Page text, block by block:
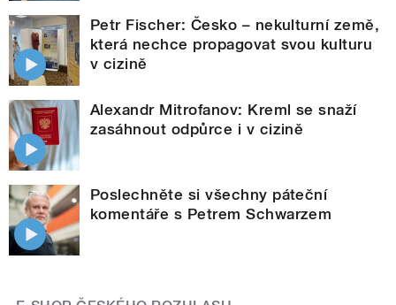
Petr Fischer: Česko – nekulturní země,
která nechce propagovat svou kulturu
v cizině
Alexandr Mitrofanov: Kreml se snaží
zasáhnout odpůrce i v cizině
Poslechněte si všechny páteční
komentáře s Petrem Schwarzem